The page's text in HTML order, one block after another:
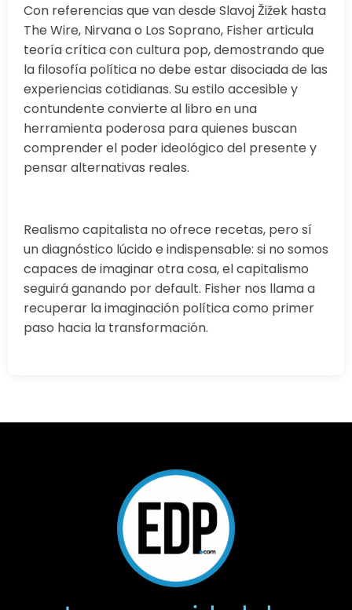
Con referencias que van desde Slavoj Žižek hasta
The Wire, Nirvana o Los Soprano, Fisher articula
teoría crítica con cultura pop, demostrando que
la filosofía política no debe estar disociada de las
experiencias cotidianas. Su estilo accesible y
contundente convierte al libro en una
herramienta poderosa para quienes buscan
comprender el poder ideológico del presente y
pensar alternativas reales.
Realismo capitalista no ofrece recetas, pero sí
un diagnóstico lúcido e indispensable: si no somos
capaces de imaginar otra cosa, el capitalismo
seguirá ganando por default. Fisher nos llama a
recuperar la imaginación política como primer
paso hacia la transformación.